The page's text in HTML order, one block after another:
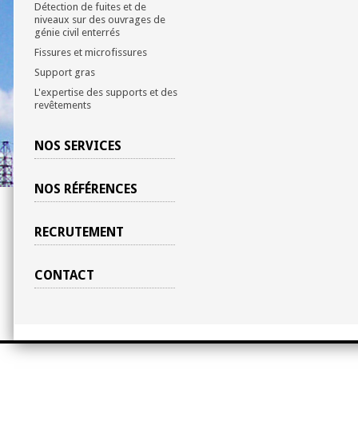
Détection de fuites et de
niveaux sur des ouvrages de
génie civil enterrés
Fissures et microfissures
Support gras
L'expertise des supports et des
revêtements
NOS SERVICES
NOS RÉFÉRENCES
RECRUTEMENT
CONTACT